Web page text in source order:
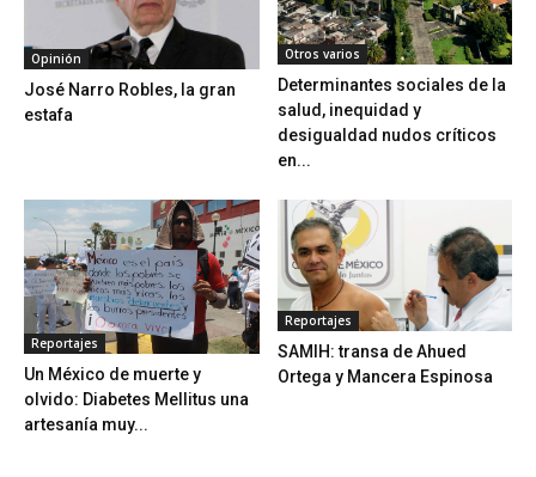
Opinión
José Narro Robles, la gran
estafa
Otros varios
Determinantes sociales de la
salud, inequidad y
desigualdad nudos críticos
en...
Reportajes
Un México de muerte y
olvido: Diabetes Mellitus una
artesanía muy...
Reportajes
SAMIH: transa de Ahued
Ortega y Mancera Espinosa